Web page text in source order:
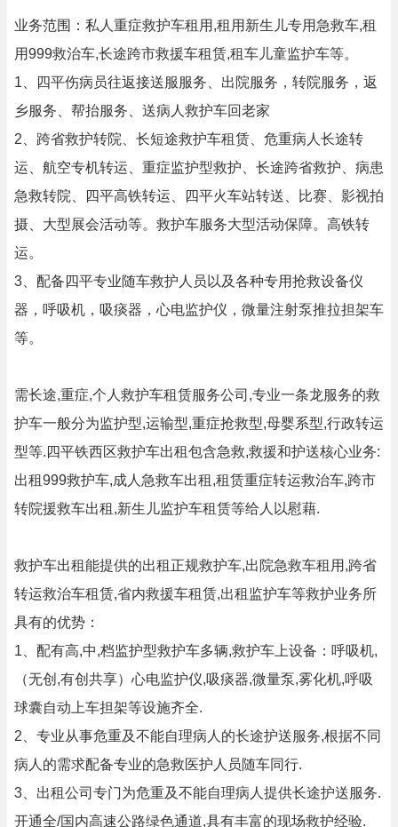
业务范围：私人重症救护车租用,租用新生儿专用急救车,租
用999救治车,长途跨市救援车租赁,租车儿童监护车等。
1、四平伤病员往返接送服服务、出院服务，转院服务，返
乡服务、帮抬服务、送病人救护车回老家
2、跨省救护转院、长短途救护车租赁、危重病人长途转
运、航空专机转运、重症监护型救护、长途跨省救护、病患
急救转院、四平高铁转运、四平火车站转送、比赛、影视拍
摄、大型展会活动等。救护车服务大型活动保障。高铁转
运。
3、配备四平专业随车救护人员以及各种专用抢救设备仪
器，呼吸机，吸痰器，心电监护仪，微量注射泵推拉担架车
等。
需长途,重症,个人救护车租赁服务公司,专业一条龙服务的救
护车一般分为监护型,运输型,重症抢救型,母婴系型,行政转运
型等.四平铁西区救护车出租包含急救,救援和护送核心业务:
出租999救护车,成人急救车出租,租赁重症转运救治车,跨市
转院援救车出租,新生儿监护车租赁等给人以慰藉.
救护车出租能提供的出租正规救护车,出院急救车租用,跨省
转运救治车租赁,省内救援车租赁,出租监护车等救护业务所
具有的优势：
1、配有高,中,档监护型救护车多辆,救护车上设备：呼吸机,
（无创,有创共享）心电监护仪,吸痰器,微量泵,雾化机,呼吸
球囊自动上车担架等设施齐全.
2、专业从事危重及不能自理病人的长途护送服务,根据不同
病人的需求配备专业的急救医护人员随车同行.
3、出租公司专门为危重及不能自理病人提供长途护送服务.
开通全/国内高速公路绿色通道,具有丰富的现场救护经验.